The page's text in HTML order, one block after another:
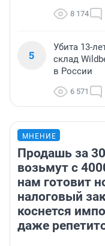
8 174
5
Убита 13-
склад
в России
6 571
МНЕНИЕ
Продашь за
возьмут с
нам готовит
налоговый
коснется
даже